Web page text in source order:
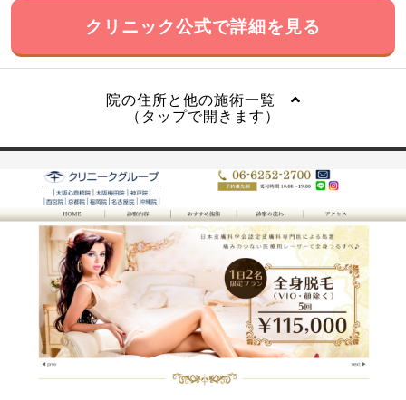
クリニック公式で詳細を見る
院の住所と他の施術一覧
（タップで開きます）